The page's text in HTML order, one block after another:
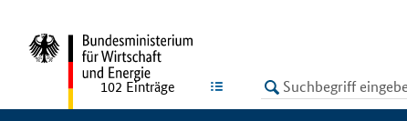
LISTE
102 Einträge